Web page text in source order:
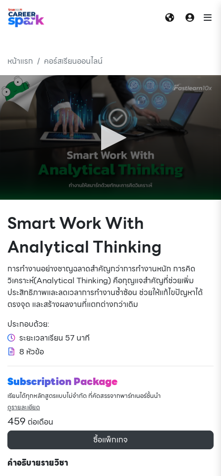
หน้าแรก คอร์สเรียนออนไลน์
Smart Work With
Analytical Thinking
การทำงานอย่างชาญฉลาดสำคัญกว่าการทำงานหนัก การคิด
วิเคราะห์(Analytical Thinking) คือกุญแจสำคัญที่ช่วยเพิ่ม
ประสิทธิภาพและลดเวลาการทำงานซ้ำซ้อน ช่วยให้แก้ไขปัญหาได้
ตรงจุด และสร้างผลงานที่แตกต่างกว่าเดิม
ประกอบด้วย:
ระยะเวลาเรียน 57 นาที
8 หัวข้อ
Subscription Package
เรียนได้ทุกหลักสูตรแบบไม่จำกัด ที่คัดสรรจากพาร์ทเนอร์ชั้นนำ
ดูรายละเอียด
459 ต่อเดือน
ซื้อแพ็กเกจ
คำอธิบายรายวิชา